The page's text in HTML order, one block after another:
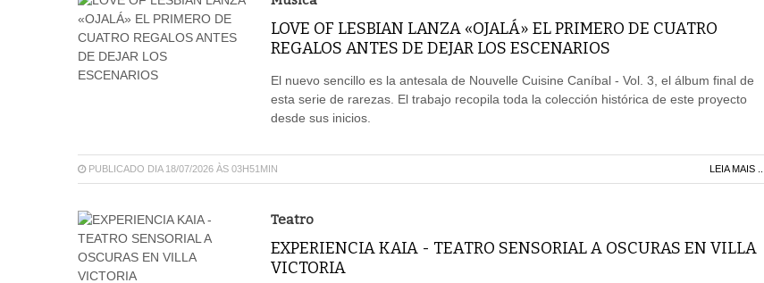
LOVE OF LESBIAN LANZA «OJALÁ» EL PRIMERO DE CUATRO
REGALOS ANTES DE DEJAR LOS ESCENARIOS
El nuevo sencillo es la antesala de Nouvelle Cuisine Caníbal - Vol. 3, el álbum final de
esta serie de rarezas. El trabajo recopila toda la colección histórica de este proyecto
desde sus inicios.
PUBLICADO DIA 18/07/2026 ÀS 03H51MIN LEIA MAIS ...
Teatro
EXPERIENCIA KAIA - TEATRO SENSORIAL A OSCURAS EN VILLA
VICTORIA